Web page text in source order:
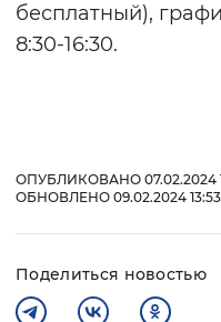
бесплатный),
8:30-16:30.
ОПУБЛИКОВАНО 07.02.2024
ОБНОВЛЕНО 09.02.2024 13:53
Поделиться новостью